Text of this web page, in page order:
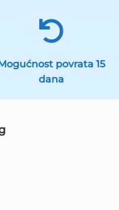
povrata 15
dana